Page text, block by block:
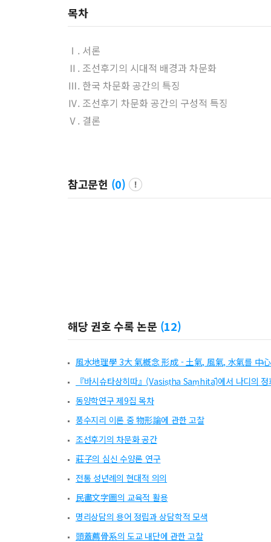
목차
Ⅰ. 서론
Ⅱ. 조선후기의 시대적 배경과 차문화
Ⅲ. 한국 차문화 공간의 특징
Ⅳ. 조선후기 차문화 공간의 구성적 특징
Ⅴ. 결론
참고문헌 (0)
해당 권호 수록 논문 (12)
風水地理學 3大 氣槪念 形成 - 土氣, 風氣, 水氣를 中
『바시슈타상히따』(Vasiṣṭha Saṃhitā)에서 나디의
동양학연구 제9집 목차
풍수지리 이론 중 物形論에 관한 고찰
조선후기의 차문화 공간
莊子의 심신 수양론 연구
전통 성년례의 현대적 의의
民畵文字圖의 교육적 활용
명리상담의 용어 정립과 상담학적 모색
頭蓋薦骨系의 도교 내단에 관한 고찰